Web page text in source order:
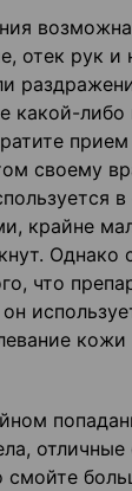
отек рук и
какой-либо
своему
в
крайне
Однако
что
смойте